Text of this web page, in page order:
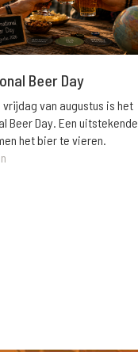
Beer Day
van augustus is het
Beer Day. Een uitstekende
het bier te vieren.